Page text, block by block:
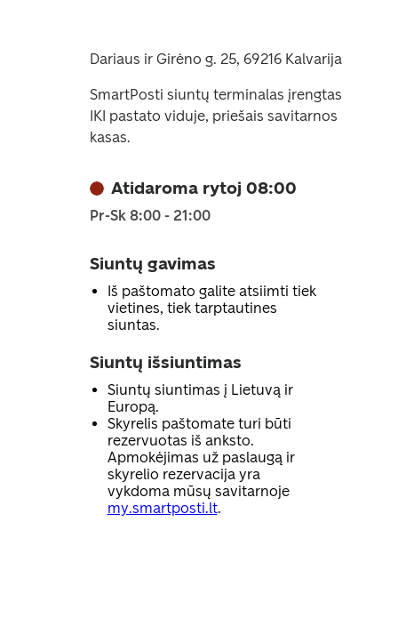
Dariaus ir Girėno g. 25, 69216 Kalvarija
SmartPosti siuntų terminalas įrengtas
IKI pastato viduje, priešais savitarnos
kasas.
Atidaroma rytoj 08:00
Pr-Sk 8:00 - 21:00
Siuntų gavimas
Iš paštomato galite atsiimti tiek
vietines, tiek tarptautines
siuntas.
Siuntų išsiuntimas
Siuntų siuntimas į Lietuvą ir
Europą.
Skyrelis paštomate turi būti
rezervuotas iš anksto.
Apmokėjimas už paslaugą ir
skyrelio rezervacija yra
vykdoma mūsų savitarnoje
my.smartposti.lt.